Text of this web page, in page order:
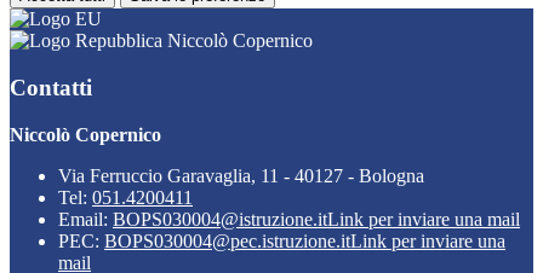
Niccolò Copernico
Contatti
Niccolò Copernico
Via Ferruccio Garavaglia, 11 - 40127 - Bologna
Tel: 051.4200411
Email: BOPS030004@istruzione.itLink per inviare una mail
PEC: BOPS030004@pec.istruzione.itLink per inviare una
mail